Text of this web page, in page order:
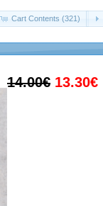
Cart Contents (321)
14.00€ 13.30€